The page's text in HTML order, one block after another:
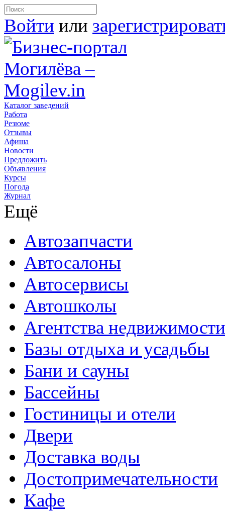
Войти или
Каталог заведений
Работа
Резюме
Отзывы
Афиша
Новости
Предложить
Объявления
Курсы
Погода
Журнал
Ещё
Автозапчасти
Автосалоны
Автосервисы
Автошколы
Агентства недвижимости
Базы отдыха и усадьбы
Бани и сауны
Бассейны
Гостиницы и отели
Двери
Доставка воды
Достопримечательности
Кафе